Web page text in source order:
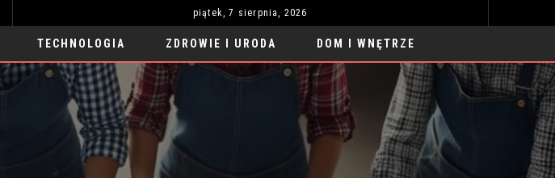
piątek, 7 sierpnia, 2026
TECHNOLOGIA ZDROWIE I URODA DOM I WNĘTRZE